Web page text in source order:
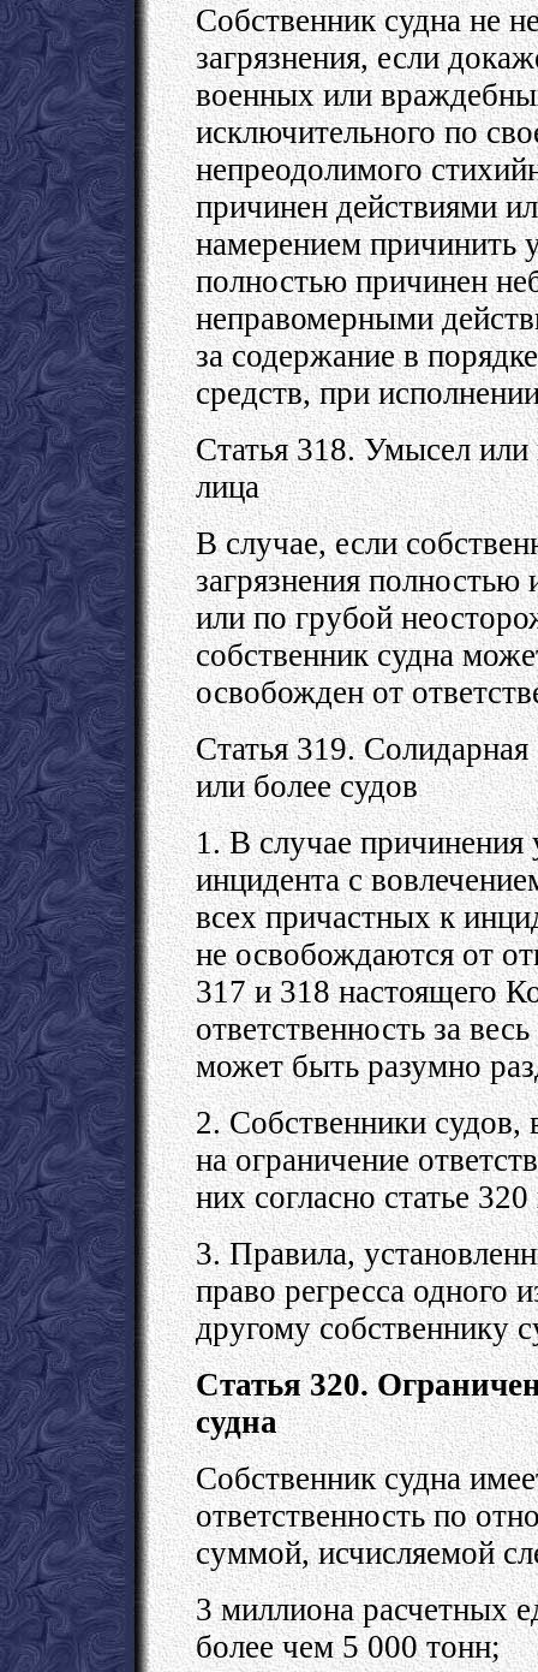
Собственник судна не
загрязнения, если
военных или
исключительного по
непреодолимого
причинен действиями
намерением причинить
полностью причинен
неправомерными
за содержание в
средств, при
Статья 318. Умысел или
лица
В случае, если
загрязнения
или по грубой
собственник судна
освобожден от
Статья 319. Солидарная
или более судов
1. В случае причинения
инцидента с
всех причастных к
не освобождаются от
317 и 318 настоящего
ответственность за
может быть разумно
2. Собственники
на ограничение
них согласно статье
3. Правила,
право регресса одного
другому собственнику
Статья 320.
судна
Собственник судна
ответственность по
суммой, исчисляемой
3 миллиона расчетных
более чем 5 000 тонн;